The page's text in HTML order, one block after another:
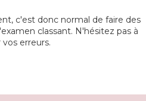
c'est donc normal de faire des
classant. N'hésitez pas à
erreurs.